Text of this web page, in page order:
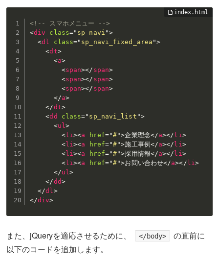
<!-- スマホメニュー -->
<div class=" sp_navi ">
<dl class=" sp_navi_fixed_area ">
<dt>
<a>
<span></ span>
<span></ span>
<span></ span>
</a>
</dt>
<dd class=" sp_navi_list ">
<ul >
<li><a href="#">企業理念</a></ li >
<li><a href="#">施工事例 </a></ li >
<li><a href="#">採用情報</a></ li >
<li><a href="#">お問い合わせ</a></ li >
</ul >
</dd>
</dl >
</div>
また、jQueryを適応させるために、 </body>
の直前に
以下のコードを追加します。